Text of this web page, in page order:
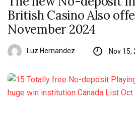
British Casino Also
November 2024
Luz Hernandez Nov 15,